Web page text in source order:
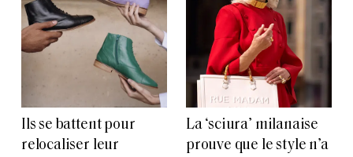
Ils se battent pour
relocaliser leur
La ‘sciura’ milanaise
prouve que le style n’a